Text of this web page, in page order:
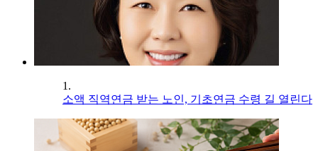
1.
소액 직역연금 받는 노인, 기초연금 수령 길 열린다